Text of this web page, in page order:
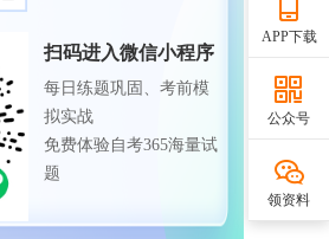
扫码进入微信小程序
每日练题巩固、考前模
拟实战
免费体验自考365海量试
题
APP下载
公众号
领资料